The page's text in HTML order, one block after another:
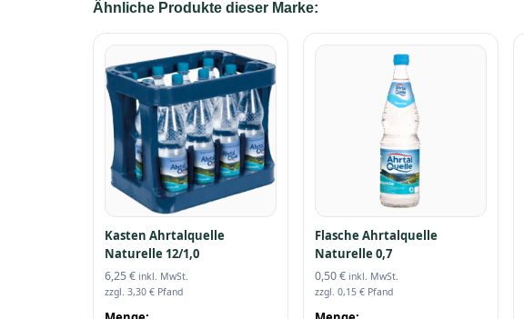
Ähnliche Produkte dieser Marke:
Kasten Ahrtalquelle
Naturelle 12/1,0
6,25€ inkl. MwSt.
zzgl. 3,30 € Pfand
Flasche Ahrtalquelle
Naturelle 0,7
0,50€ inkl. MwSt.
zzgl.0,15€ Pfand